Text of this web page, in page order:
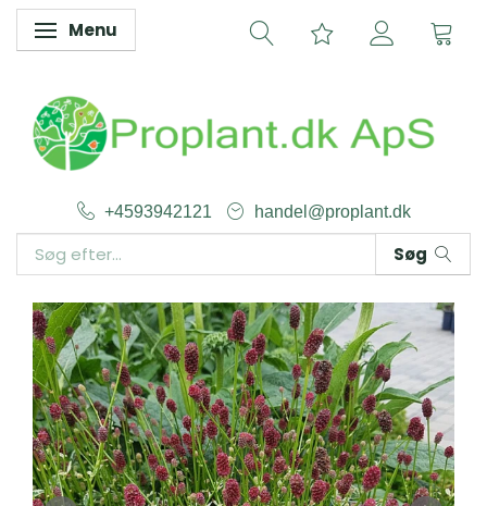
Skifte navigation
Menu
+4593942121 handel@proplant.dk
Søg